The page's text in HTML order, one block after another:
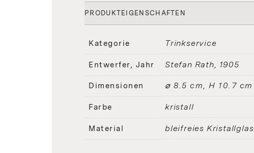
PRODUKTEIGENSCHAFTEN
Kategorie Trinkservice
Entwerfer, Jahr Stefan Rath 1905
Dimensionen ⌀ 8.5 cm, H 10.7 cm
Farbe kristall
Material bleifreies Kristallglas